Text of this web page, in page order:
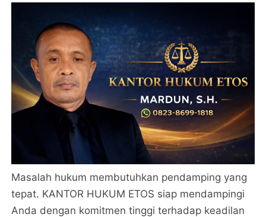
Masalah hukum membutuhkan pendamping yang
tepat. KANTOR HUKUM ETOS siap mendampingi
Anda dengan komitmen tinggi terhadap keadilan